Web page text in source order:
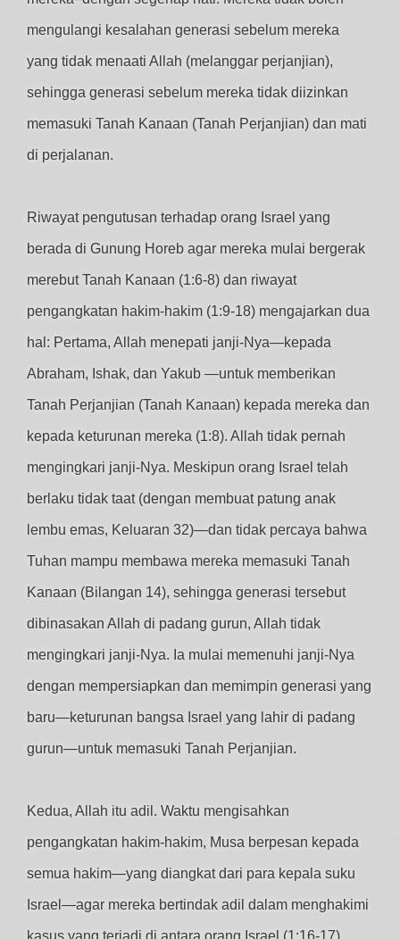
mengulangi kesalahan generasi sebelum mereka
yang tidak menaati Allah (melanggar perjanjian),
sehingga generasi sebelum mereka tidak diizinkan
memasuki Tanah Kanaan (Tanah Perjanjian) dan mati
di perjalanan.
Riwayat pengutusan terhadap orang Israel yang
berada di Gunung Horeb agar mereka mulai bergerak
merebut Tanah Kanaan (1:6-8) dan riwayat
pengangkatan hakim-hakim (1:9-18) mengajarkan dua
hal: Pertama, Allah menepati janji-Nya—kepada
Abraham, Ishak, dan Yakub —untuk memberikan
Tanah Perjanjian (Tanah Kanaan) kepada mereka dan
kepada keturunan mereka (1:8). Allah tidak pernah
mengingkari janji-Nya. Meskipun orang Israel telah
berlaku tidak taat (dengan membuat patung anak
lembu emas, Keluaran 32)—dan tidak percaya bahwa
Tuhan mampu membawa mereka memasuki Tanah
Kanaan (Bilangan 14), sehingga generasi tersebut
dibinasakan Allah di padang gurun, Allah tidak
mengingkari janji-Nya. Ia mulai memenuhi janji-Nya
dengan mempersiapkan dan memimpin generasi yang
baru—keturunan bangsa Israel yang lahir di padang
gurun—untuk memasuki Tanah Perjanjian.
Kedua, Allah itu adil. Waktu mengisahkan
pengangkatan hakim-hakim, Musa berpesan kepada
semua hakim—yang diangkat dari para kepala suku
Israel—agar mereka bertindak adil dalam menghakimi
kasus yang terjadi di antara orang Israel (1:16-17).